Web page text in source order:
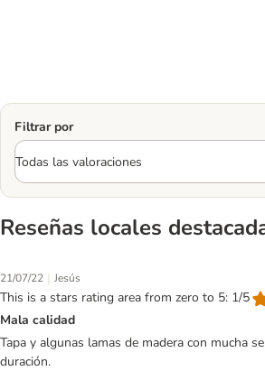
Filtrar por
Reseñas locales
21/07/22 | Jesús
This is a stars rating area from zero to 5: 1/5
Mala calidad
Tapa y algunas lamas de madera con mucha
duración.